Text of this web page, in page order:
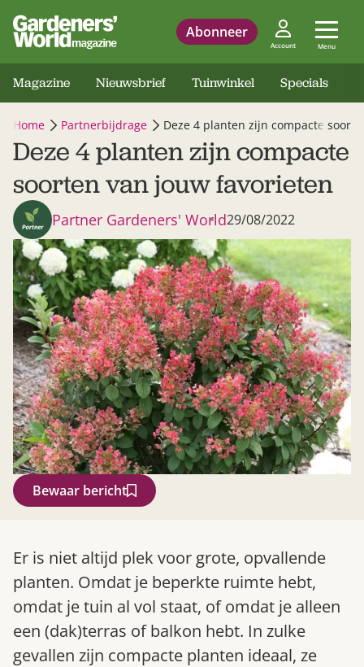
Abonneer
Account Menu
Magazine Nieuwsbrief Tuinwinkel Specials
Home Partnerbijdrage Deze 4 planten zijn compacte
Deze 4 planten zijn compacte
soorten van jouw favorieten
Partner Gardeners' World29/08/2022
Bewaar bericht
Er is niet altijd plek voor grote, opvallende
planten. Omdat je beperkte ruimte hebt,
omdat je tuin al vol staat, of omdat je alleen
een (dak)terras of balkon hebt. In zulke
gevallen zijn compacte planten ideaal, ze